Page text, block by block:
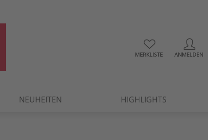
MERKLISTE ANMELDEN
NEUHEITEN HIGHLIGHTS